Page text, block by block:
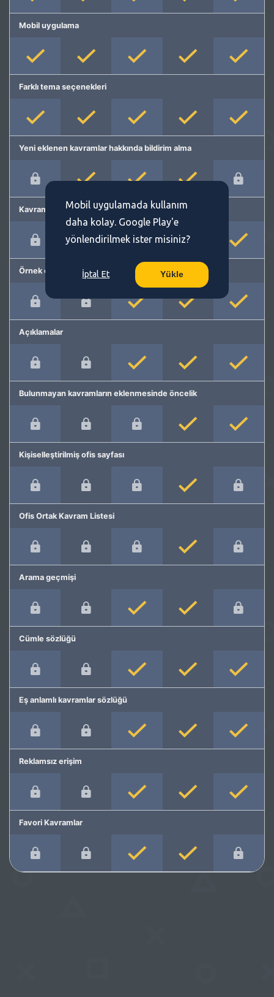
Mobil uygulama
Farklı tema seçenekleri
Yeni eklenen kavramlar hakkında bildirim alma
Kavram önerme
Örnek cümleler
Açıklamalar
Bulunmayan kavramların eklenmesinde öncelik
Kişiselleştirilmiş ofis sayfası
Ofis Ortak Kavram Listesi
Arama geçmişi
Cümle sözlüğü
Eş anlamlı kavramlar sözlüğü
Reklamsız erişim
Favori Kavramlar
Mobil uygulamada kullanım
daha kolay. Google Play'e
yönlendirilmek ister misiniz?
İptal Et Yükle